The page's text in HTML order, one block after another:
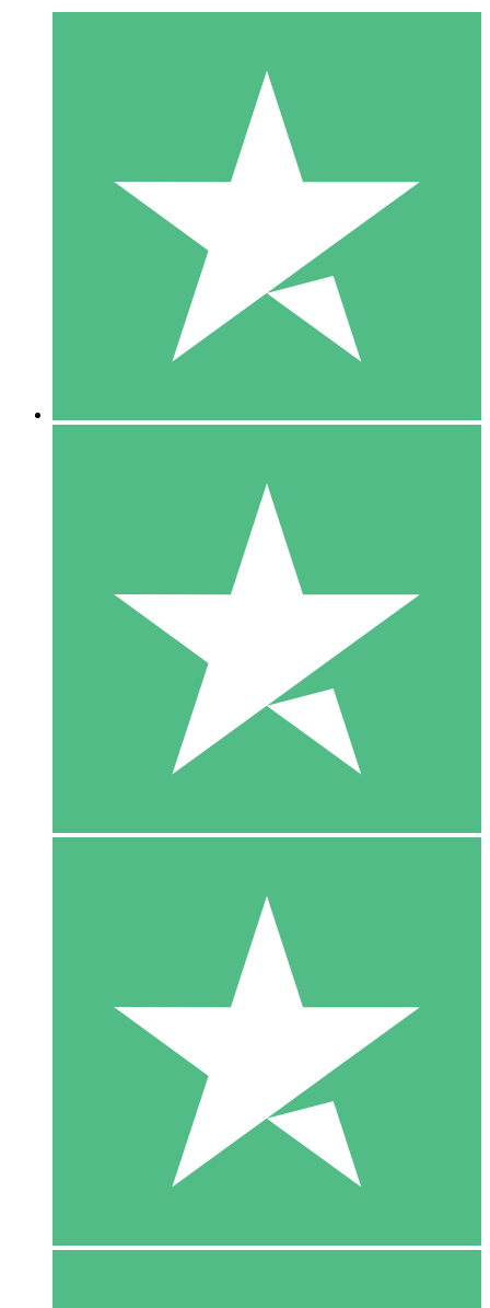
Individuelle Credit-Pakete
Zahlen Sie nach Bedarf mit Download-Credits. Keine
monatliche Verpflichtung erforderlich.
10 00
10 Downloads
20 00